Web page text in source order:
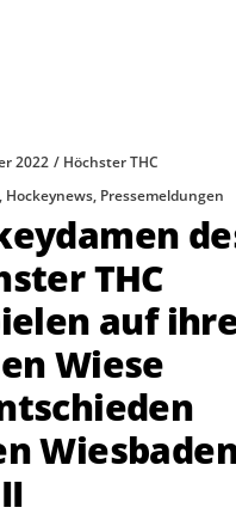
2022
Höchster THC
, Hockeynews, Pressemeldungen
THC
auf
Wiese